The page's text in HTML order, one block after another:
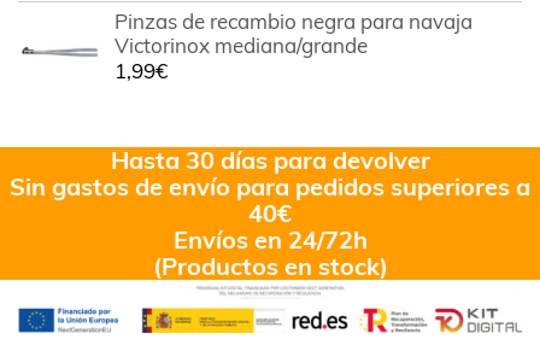
Pinzas de recambio negra para navaja
Victorinox mediana/grande
1,99€
Hasta 30 días para devolver
Sin gastos de envío para pedidos superiores a
40€
Envíos en 24/72h
(Productos en stock)